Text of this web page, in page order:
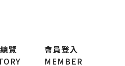
覽
會員登入
MEMBER